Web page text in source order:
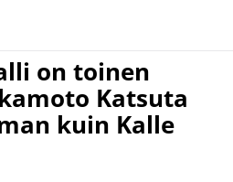
on toinen
Katsuta
kuin Kalle